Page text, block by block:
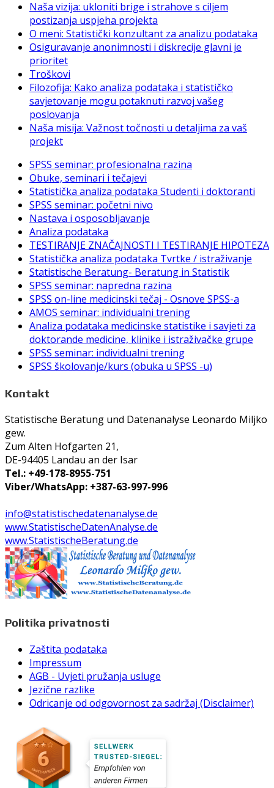
Naša vizija: ukloniti brige i strahove s ciljem
postizanja uspjeha projekta
O meni: Statistički konzultant za analizu podataka
Osiguravanje anonimnosti i diskrecije glavni je
prioritet
Troškovi
Filozofija: Kako analiza podataka i statističko
savjetovanje mogu potaknuti razvoj vašeg
poslovanja
Naša misija: Važnost točnosti u detaljima za vaš
projekt
SPSS seminar: profesionalna razina
Obuke, seminari i tečajevi
Statistička analiza podataka Studenti i doktoranti
SPSS seminar: početni nivo
Nastava i osposobljavanje
Analiza podataka
TESTIRANJE ZNAČAJNOSTI I TESTIRANJE HIPOTEZA
Statistička analiza podataka Tvrtke / istraživanje
Statistische Beratung- Beratung in Statistik
SPSS seminar: napredna razina
SPSS on-line medicinski tečaj - Osnove SPSS-a
AMOS seminar: individualni trening
Analiza podataka medicinske statistike i savjeti za
doktorande medicine, klinike i istraživačke grupe
SPSS seminar: individualni trening
SPSS školovanje/kurs (obuka u SPSS -u)
Kontakt
Statistische Beratung und Datenanalyse Leonardo Miljko
gew.
Zum Alten Hofgarten 21,
DE-94405 Landau an der Isar
Tel.: +49-178-8955-751
Viber/WhatsApp: +387-63-997-996
info@statistischedatenanalyse.de
www.StatistischeDatenAnalyse.de
www.StatistischeBeratung.de
Politika privatnosti
Zaštita podataka
Impressum
AGB - Uvjeti pružanja usluge
Jezične razlike
Odricanje od odgovornost za sadržaj (Disclaimer)